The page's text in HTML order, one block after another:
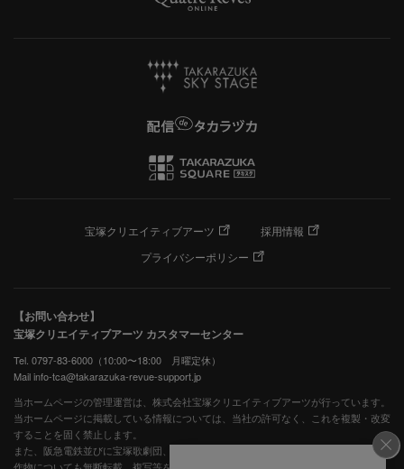
宝塚クリエイティブアーツ
採用情報
プライバシーポリシー
【お問い合わせ】
宝塚クリエイティブアーツ カスタマーセンター
Tel. 0797-83-6000（10:00〜18:00 月曜定休）
Mail info-tca@takarazuka-revue-support.jp
当ホームページの管理運営は、株式会社宝塚クリエイティブアーツが行っています。
当ホームページに掲載している情報については、当社の許可なく、これを複製・改変
することを固く禁止します。
また、阪急電鉄並びに宝塚歌劇団、宝塚クリエイティブアーツの出版物ほか写真等著